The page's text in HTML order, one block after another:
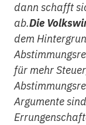
dann schafft
ab.Die
dem
für mehr
Argumente